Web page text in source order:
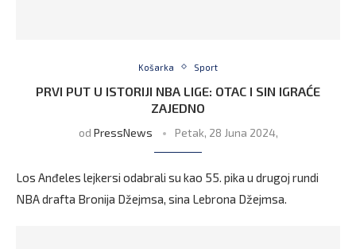
Košarka Sport
PRVI PUT U ISTORIJI NBA LIGE: OTAC I SIN IGRAĆE
ZAJEDNO
od PressNews Petak, 28 Juna 2024,
Los Anđeles lejkersi odabrali su kao 55. pika u drugoj rundi
NBA drafta Bronija Džejmsa, sina Lebrona Džejmsa.